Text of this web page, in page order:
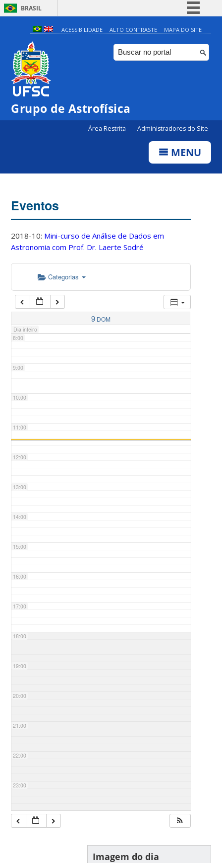
BRASIL
Simplifique!
Comunica BR
Participe
ACESSIBILIDADE ALTO CONTRASTE MAPA DO SITE
Grupo de Astrofísica
Área Restrita Administradores do Site
MENU
Eventos
2018-10: Mini-curso de Análise de Dados em
Astronomia com Prof. Dr. Laerte Sodré
Categorias
9 DOM
Dia inteiro
4:00
5:00
7:00
8:00
9:00
10:00
11:00
12:00
13:00
14:00
15:00
16:00
17:00
18:00
19:00
20:00
21:00
22:00
23:00
Imagem do dia